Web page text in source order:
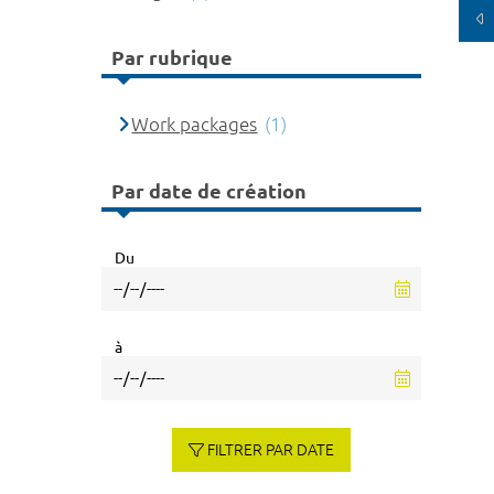
Par rubrique
Work packages (1)
Par date de création
Du
à
FILTRER PAR DATE